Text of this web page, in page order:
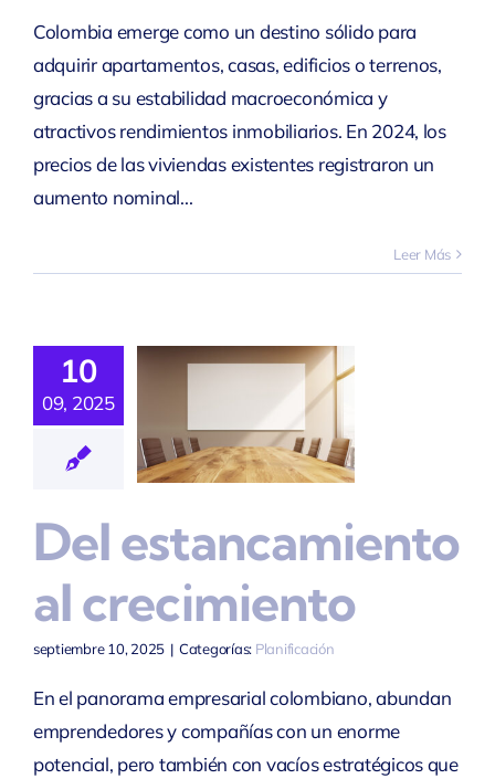
Colombia emerge como un destino sólido para
adquirir apartamentos, casas, edificios o terrenos,
gracias a su estabilidad macroeconómica y
atractivos rendimientos inmobiliarios. En 2024, los
precios de las viviendas existentes registraron un
aumento nominal...
Leer Más
10
09, 2025
Del estancamiento
al crecimiento
septiembre 10, 2025 | Categorías: Planificación
En el panorama empresarial colombiano, abundan
emprendedores y compañías con un enorme
potencial, pero también con vacíos estratégicos que